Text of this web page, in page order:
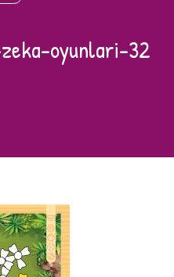
oyunlari-32